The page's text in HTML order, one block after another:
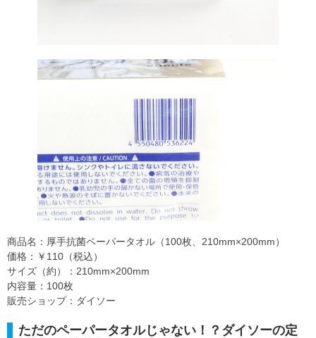
商品名：厚手抗菌ペーパータオル（100枚、210mm×200mm）
価格：￥110（税込）
サイズ（約）：210mm×200mm
内容量：100枚
販売ショップ：ダイソー
ただのペーパータオルじゃない！？ダイソーの定